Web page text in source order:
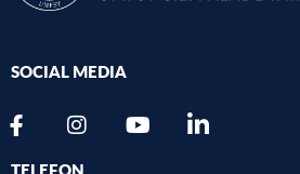
SOCIAL MEDIA
TELEFON